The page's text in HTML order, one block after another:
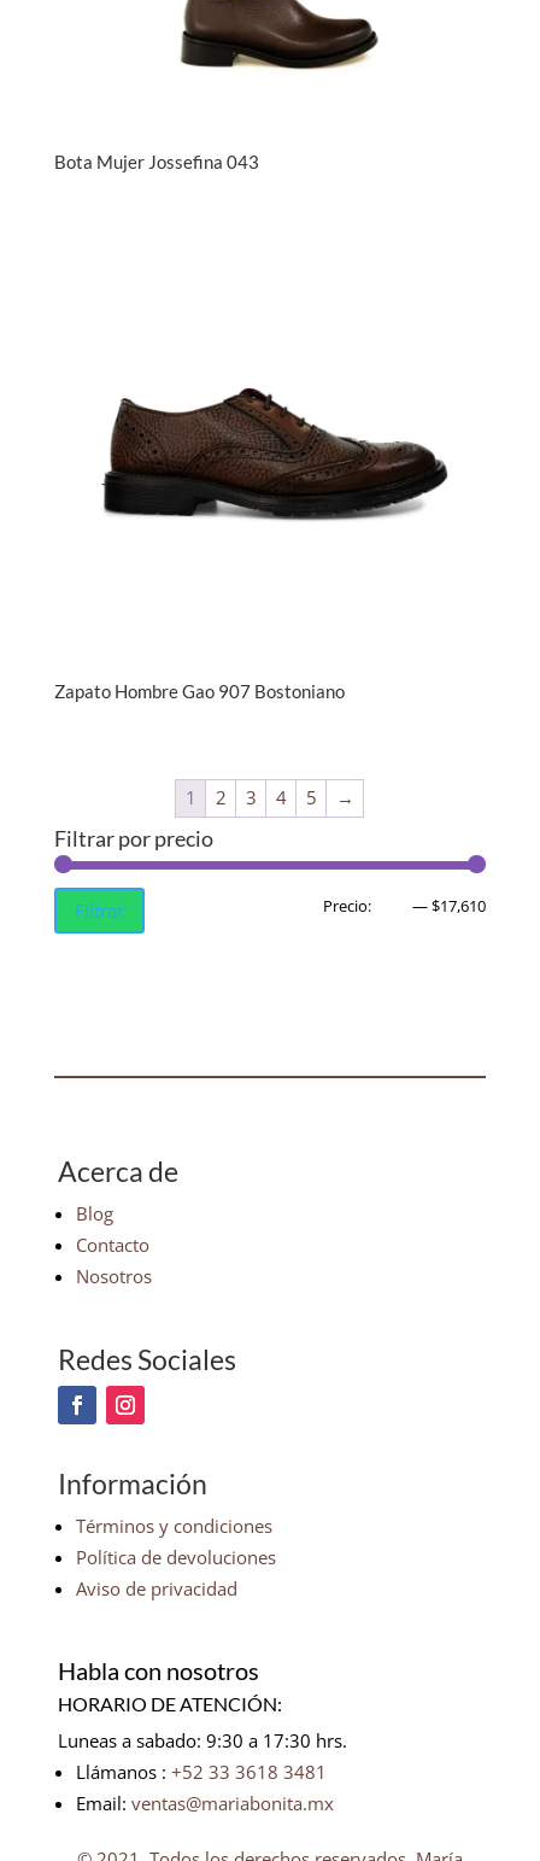
Bota Mujer Jossefina 043
Zapato Hombre Gao 907 Bostoniano
1 2 3 4 5 →
Filtrar por precio
Precio
Precio
Filtrar Precio: —$17,610
Acerca de
Blog
Contacto
Nosotros
Redes Sociales
Información
Términos y condiciones
Política de devoluciones
Aviso de privacidad
Habla con nosotros
HORARIO DE ATENCIÓN:
Luneas a sabado: 9:30 a 17:30 hrs.
Llámanos : +52 33 3618 3481
Email: ventas@mariabonita.mx